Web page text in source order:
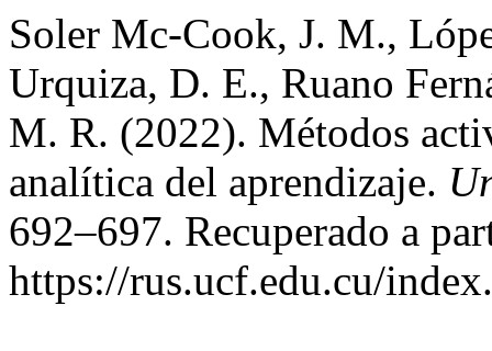
Soler Mc-Cook, J. M.,
Urquiza, D. E., Ruano
M. R. (2022). Métodos
analítica del aprendizaje.
692–697. Recuperado a
https://rus.ucf.edu.cu/